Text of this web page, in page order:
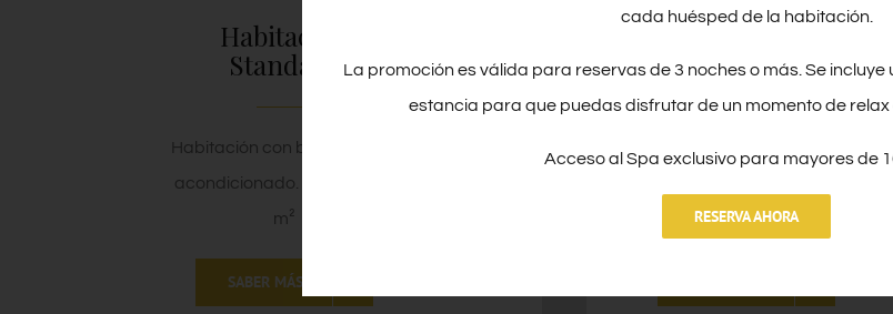
Habitación
Standard
Habitación con balcón y aire
acondicionado.
m²
SABER MÁS
Habitación Vista
Mar
Habitación con balcón, aire
Tamaño:12 m²
cada huésped de la habitación.
La promoción es válida para reservas de 3 noches o más. Se
estancia para que puedas disfrutar de un momento de
Acceso al Spa exclusivo para mayores de
RESERVA AHORA